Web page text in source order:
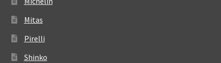
Mitas
Pirelli
Shinko